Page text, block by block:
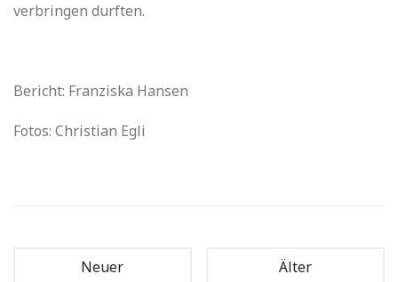
verbringen durften.
Bericht: Franziska Hansen
Fotos: Christian Egli
Neuer Älter